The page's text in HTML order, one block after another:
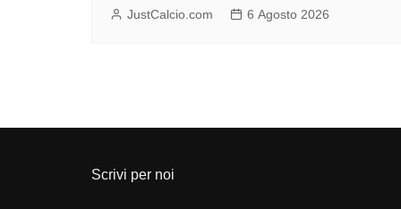
JustCalcio.com 6 Agosto 2026
Scrivi per noi